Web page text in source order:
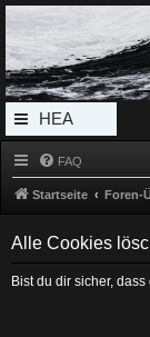
Radio Schwarze Welle
Das Radio mit den Besten
HEA
DERL
MEN
U
FAQ
Startseite Foren-
Alle Cookies
Bist du dir sicher,